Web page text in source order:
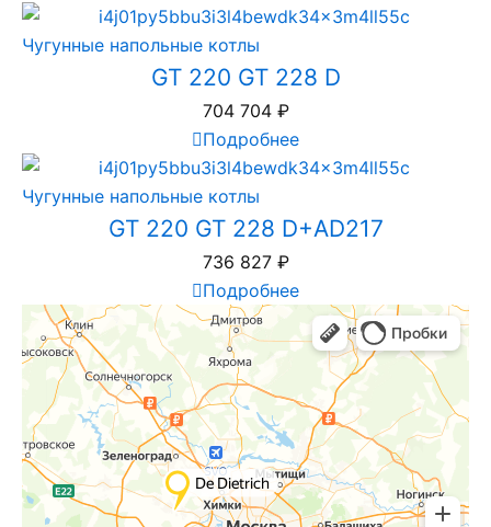
Чугунные напольные котлы
GT 220 GT 228 D
704 704 ₽
Подробнее
Чугунные напольные котлы
GT 220 GT 228 D+AD217
736 827 ₽
Подробнее